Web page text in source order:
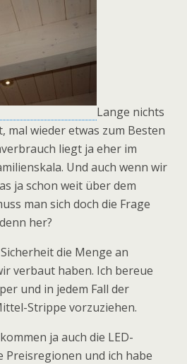
Lange nichts
mal wieder etwas zum Besten
liegt ja eher im
Und auch wenn wir
ja schon weit über dem
man sich doch die Frage
her?
die Menge an
verbaut haben. Ich bereue
und in jedem Fall der
Strippe vorzuziehen.
ja auch die LED-
Preisregionen und ich habe